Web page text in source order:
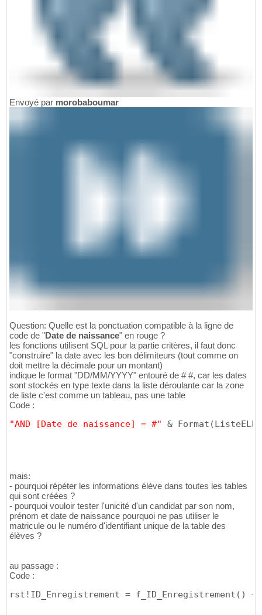
Envoyé par morobaboumar
Question: Quelle est la ponctuation compatible à la ligne de
code de "Date de naissance" en rouge ?
les fonctions utilisent SQL pour la partie critères, il faut donc
"construire" la date avec les bon délimiteurs (tout comme on
doit mettre la décimale pour un montant)
indique le format "DD/MM/YYYY" entouré de # #, car les dates
sont stockés en type texte dans la liste déroulante car la zone
de liste c'est comme un tableau, pas une table
Code :
"AND [Date de naissance] = #" & Format (
mais:
- pourquoi répéter les informations élève dans toutes les tables
qui sont créées ?
- pourquoi vouloir tester l'unicité d'un candidat par son nom,
prénom et date de naissance pourquoi ne pas utiliser le
matricule ou le numéro d'identifiant unique de la table des
élèves ?
au passage :
Code :
rst!ID_Enregistrement = f_ID_Enregistrement ( ) +